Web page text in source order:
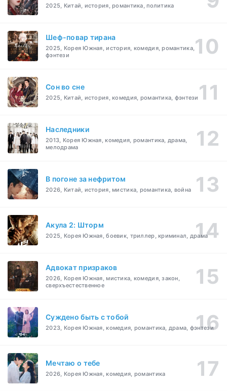
2025, Китай, история, романтика, политика
Шеф-повар тирана
2025, Корея Южная, история, комедия, романтика,
фэнтези
Cон во сне
2025, Китай, история, комедия, романтика, фэнтези
Наследники
2013, Корея Южная, комедия, романтика, драма,
мелодрама
В погоне за нефритом
2026, Китай, история, мистика, романтика, война
Акула 2: Шторм
2025, Корея Южная, боевик, триллер, криминал, драма
Адвокат призраков
2026, Корея Южная, мистика, комедия, закон,
сверхъестественное
Суждено быть с тобой
2023, Корея Южная, комедия, романтика, драма, фэнтези
Мечтаю о тебе
2026, Корея Южная, комедия, романтика